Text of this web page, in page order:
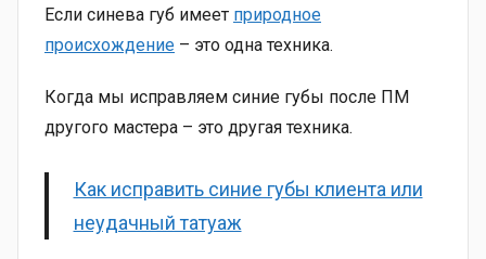
Если синева губ имеет природное
происхождение – это одна техника.
Когда мы исправляем синие губы после ПМ
другого мастера – это другая техника.
Как исправить синие губы клиента или
неудачный татуаж